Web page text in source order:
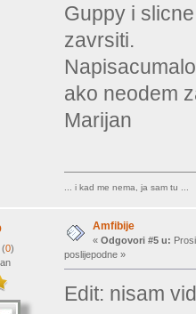
Guppy i
zavrsiti.
ako neodem
Marijan
... i kad me nema, ja sam tu ...
(0)
Amfibije
« Odgovori #5 u:
poslijepodne »
Edit: nisam